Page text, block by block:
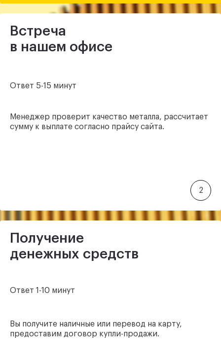
Встреча
в нашем офисе
Ответ 5-15 минут
Менеджер проверит качество металла, рассчитает
сумму к выплате согласно прайсу сайта.
2
Получение
денежных средств
Ответ 1-10 минут
Вы получите наличные или перевод на карту,
предоставим договор купли-продажи.